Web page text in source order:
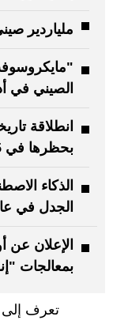
ملياردير
الصيني في
بحظرها في 5 دول عربية
الذكاء
الجدل في
الإعلان عن
بمعالجات
تعرف إلى